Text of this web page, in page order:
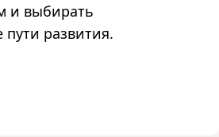
и выбирать
пути развития.